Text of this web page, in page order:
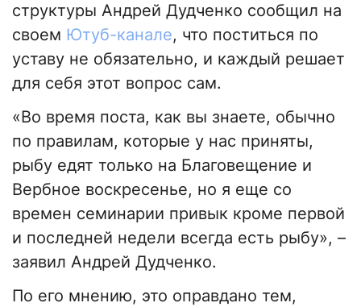
структуры Андрей Дудченко сообщил на
своем Ютуб-канале, что поститься по
уставу не обязательно, и каждый решает
для себя этот вопрос сам.
«Во время поста, как вы знаете, обычно
по правилам, которые у нас приняты,
рыбу едят только на Благовещение и
Вербное воскресенье, но я еще со
времен семинарии привык кроме первой
и последней недели всегда есть рыбу», –
заявил Андрей Дудченко.
По его мнению, это оправдано тем,